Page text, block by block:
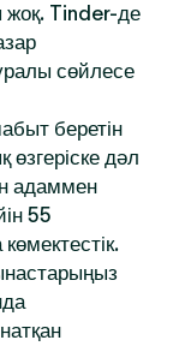
жоқ. Tinder-де
сөйлесе
беретін
өзгеріске дәл
адаммен
55